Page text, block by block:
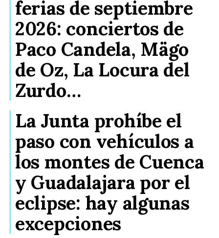
ferias de septiembre
2026: conciertos de
Paco Candela, Mägo
de Oz, La Locura del
Zurdo…
La Junta prohíbe el
paso con vehículos a
los montes de Cuenca
y Guadalajara por el
eclipse: hay algunas
excepciones